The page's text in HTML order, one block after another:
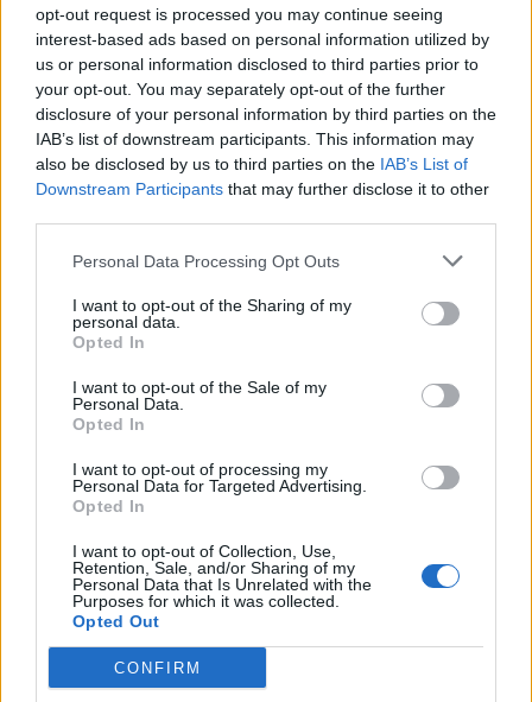
opt-out request is processed you may continue seeing
interest-based ads based on personal information utilized by
us or personal information disclosed to third parties prior to
your opt-out. You may separately opt-out of the further
disclosure of your personal information by third parties on the
IAB’s list of downstream participants. This information may
also be disclosed by us to third parties on the IAB’s List of
Downstream Participants that may further disclose it to other
Personal Data Processing Opt Outs
I want to opt-out of the Sharing of my
personal data.
Opted In
I want to opt-out of the Sale of my
Personal Data.
Opted In
I want to opt-out of processing my
Personal Data for Targeted Advertising.
Opted In
I want to opt-out of Collection, Use,
Retention, Sale, and/or Sharing of my
Personal Data that Is Unrelated with the
Purposes for which it was collected.
Opted Out
CONFIRM
Ο Παναγιώτης Πικραμμένος
επικεφαλής του Επικρατείας της
ΝΔ
Για τη στελέχωση του ψηφοδελτίου Επικρατείας
μίλησε, ανάμεσα σε άλλα, ο πρόεδρος της Νέας
δελτίο ειδήσεων του Star. «Πολλοί νέοι άνθρωποι θα
κατέβουν στη Βουλή» τόνισε ο κ. Μητσοτάκης και
επεσήμανε ότι «ο Παναγιώτης Πικραμμένος θα είναι
επικεφαλής στο Επικρατείας ενώ την τελευταία θέση
θα κατέχει ο γνωστός ηθοποιός και […]
19.06.2019 - 20.26
ΑΡΧΙΚΗ
ΡΟΗ ΕΙΔΗΣΕΩΝ